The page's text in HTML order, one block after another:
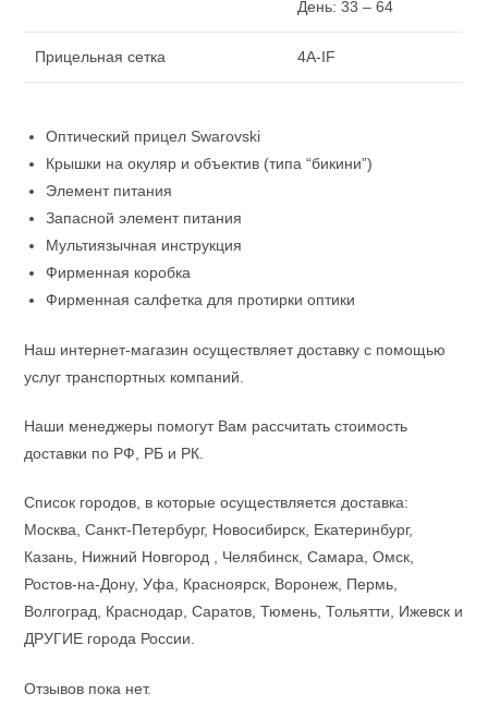
День: 33 – 64
Прицельная сетка 4A-IF
Оптический прицел Swarovski
Крышки на окуляр и объектив (типа “бикини”)
Элемент питания
Запасной элемент питания
Мультиязычная инструкция
Фирменная коробка
Фирменная салфетка для протирки оптики
Наш интернет-магазин осуществляет доставку с помощью
услуг транспортных компаний.
Наши менеджеры помогут Вам рассчитать стоимость
доставки по РФ, РБ и РК.
Список городов, в которые осуществляется доставка:
Москва, Санкт-Петербург, Новосибирск, Екатеринбург,
Казань, Нижний Новгород , Челябинск, Самара, Омск,
Ростов-на-Дону, Уфа, Красноярск, Воронеж, Пермь,
Волгоград, Краснодар, Саратов, Тюмень, Тольятти, Ижевск и
ДРУГИЕ города России.
Отзывов пока нет.